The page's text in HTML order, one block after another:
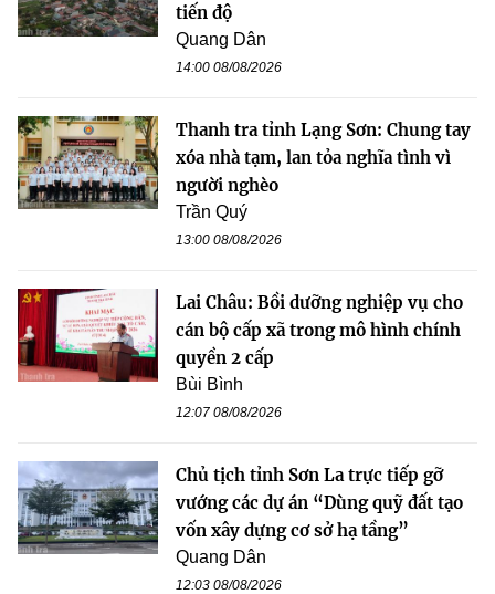
tiến độ
Quang Dân
14:00 08/08/2026
Thanh tra tỉnh Lạng Sơn: Chung tay
xóa nhà tạm, lan tỏa nghĩa tình vì
người nghèo
Trần Quý
13:00 08/08/2026
Lai Châu: Bồi dưỡng nghiệp vụ cho
cán bộ cấp xã trong mô hình chính
quyền 2 cấp
Bùi Bình
12:07 08/08/2026
Chủ tịch tỉnh Sơn La trực tiếp gỡ
vướng các dự án “Dùng quỹ đất tạo
vốn xây dựng cơ sở hạ tầng”
Quang Dân
12:03 08/08/2026